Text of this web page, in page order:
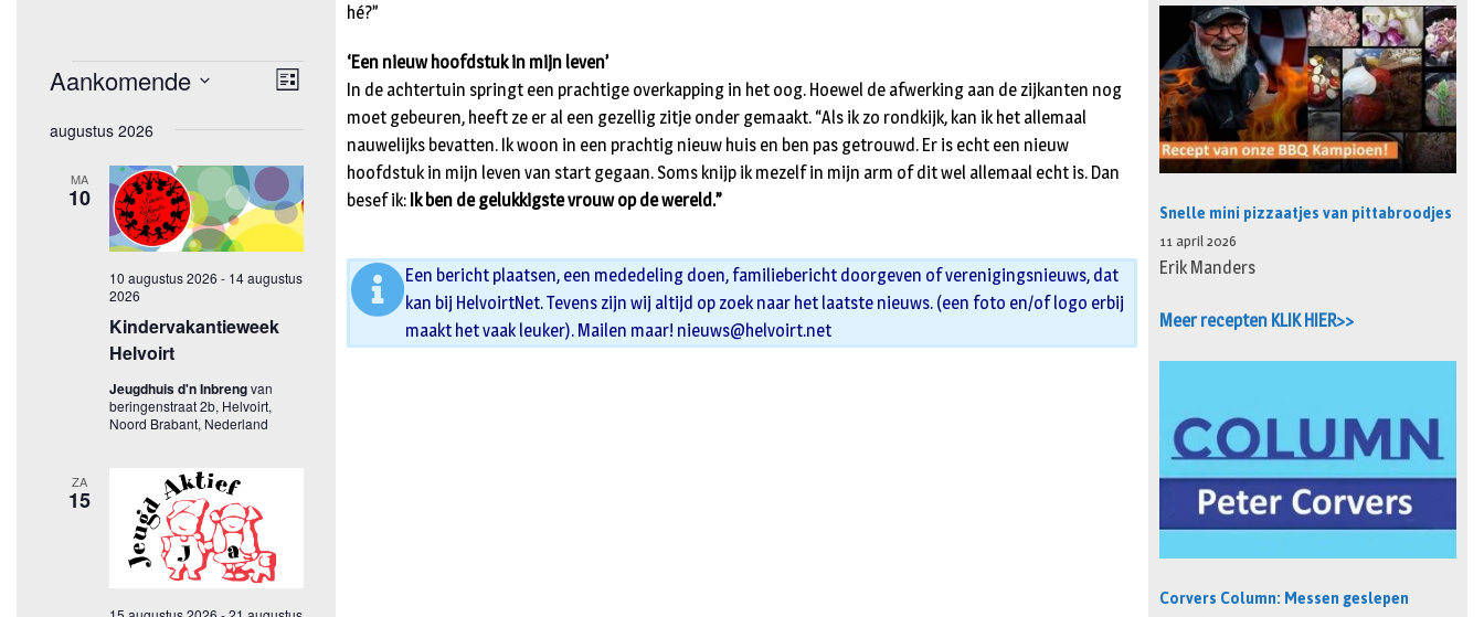
hé?”
‘Een nieuw hoofdstuk in mijn leven’
In de achtertuin springt een prachtige overkapping in het oog. Hoewel de afwerking aan de zijkanten nog
moet gebeuren, heeft ze er al een gezellig zitje onder gemaakt. “Als ik zo rondkijk, kan ik het allemaal
nauwelijks bevatten. Ik woon in een prachtig nieuw huis en ben pas getrouwd. Er is echt een nieuw
hoofdstuk in mijn leven van start gegaan. Soms knijp ik mezelf in mijn arm of dit wel allemaal echt is. Dan
besef ik: Ik ben de gelukkigste vrouw op de wereld.”
Een bericht plaatsen, een mededeling doen, familiebericht doorgeven of verenigingsnieuws, dat
kan bij HelvoirtNet. Tevens zijn wij altijd op zoek naar het laatste nieuws. (een foto en/of logo erbij
maakt het vaak leuker). Mailen maar! nieuws@helvoirt.net
Snelle mini pizzaatjes van pittabroodjes
11 april 2026
Erik Manders
Meer recepten KLIK HIER>>
Corvers Column: Messen geslepen